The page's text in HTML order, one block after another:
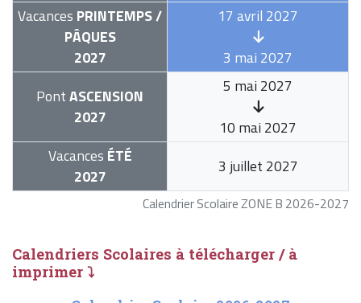
Calendrier Scolaire ZONE B 2026-2027
Vacances PRINTEMPS /
PÂQUES
2027
17 avril 2027
3 mai 2027
PontASCENSION
2027
5 mai 2027
10 mai 2027
Vacances ÉTÉ
2027
3 juillet 2027
Calendriers Scolaires à télécharger / à
imprimer ⤵